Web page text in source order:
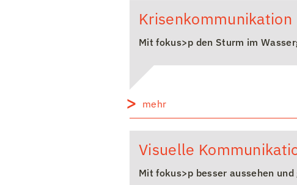
Krisenkommunikation​
Mit fokus>p den Sturm im
mehr
Visuelle
Mit fokus>p besser aussehen